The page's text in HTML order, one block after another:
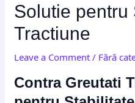
Solutie pentru
Tractiune
Leave a Comment / Fără
Contra Greutati